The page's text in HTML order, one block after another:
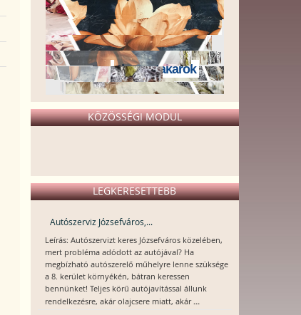
Sherpa takarók
KÖZÖSSÉGI MODUL
LEGKERESETTEBB
Autószerviz Józsefváros,...
Leírás: Autószervizt keres Józsefváros közelében,
mert probléma adódott az autójával? Ha
megbízható autószerelő műhelyre lenne szüksége
a 8. kerület környékén, bátran keressen
bennünket! Teljes körű autójavítással állunk
rendelkezésre, akár olajcsere miatt, akár...